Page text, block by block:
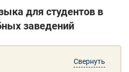
для студентов в
заведений
Свернуть